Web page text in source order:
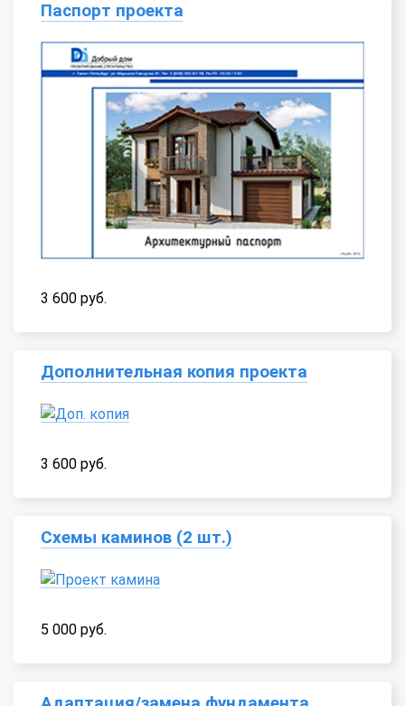
Паспорт проекта
3 600 руб.
Дополнительная копия проекта
3 600 руб.
Схемы каминов (2 шт.)
5 000 руб.